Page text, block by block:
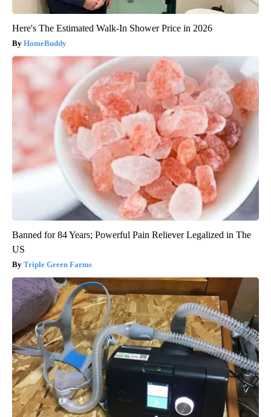
Here's The Estimated Walk-In Shower Price in 2026
HomeBuddy
Banned for 84 Years; Powerful Pain Reliever Legalized in The
US
Triple Green Farms